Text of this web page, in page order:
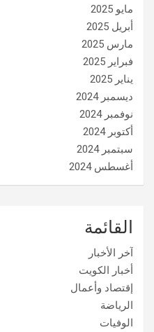
مايو 2025
أبريل 2025
مارس 2025
فبراير 2025
يناير 2025
ديسمبر 2024
نوفمبر 2024
أكتوبر 2024
سبتمبر 2024
أغسطس 2024
القائمة
آخر الأخبار
أخبار الكويت
إقتصاد وأعمال
الرياضة
الوفيات